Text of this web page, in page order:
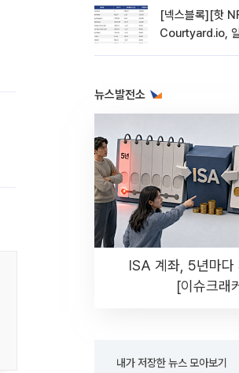
[넥스블록][핫
Courtyard.io,
뉴스발전소
ISA 계좌, 5년마다
[이슈크래
내가 저장한 뉴스 모아보기